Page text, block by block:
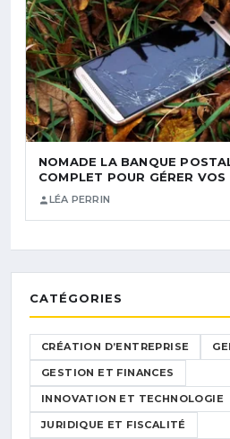
NOMADE LA BANQUE
COMPLET POUR GÉRER
LÉA PERRIN
CATÉGORIES
CRÉATION D’ENTREPRISE
GESTION ET FINANCES
INNOVATION ET TECHNOLOGIE
JURIDIQUE ET FISCALITÉ